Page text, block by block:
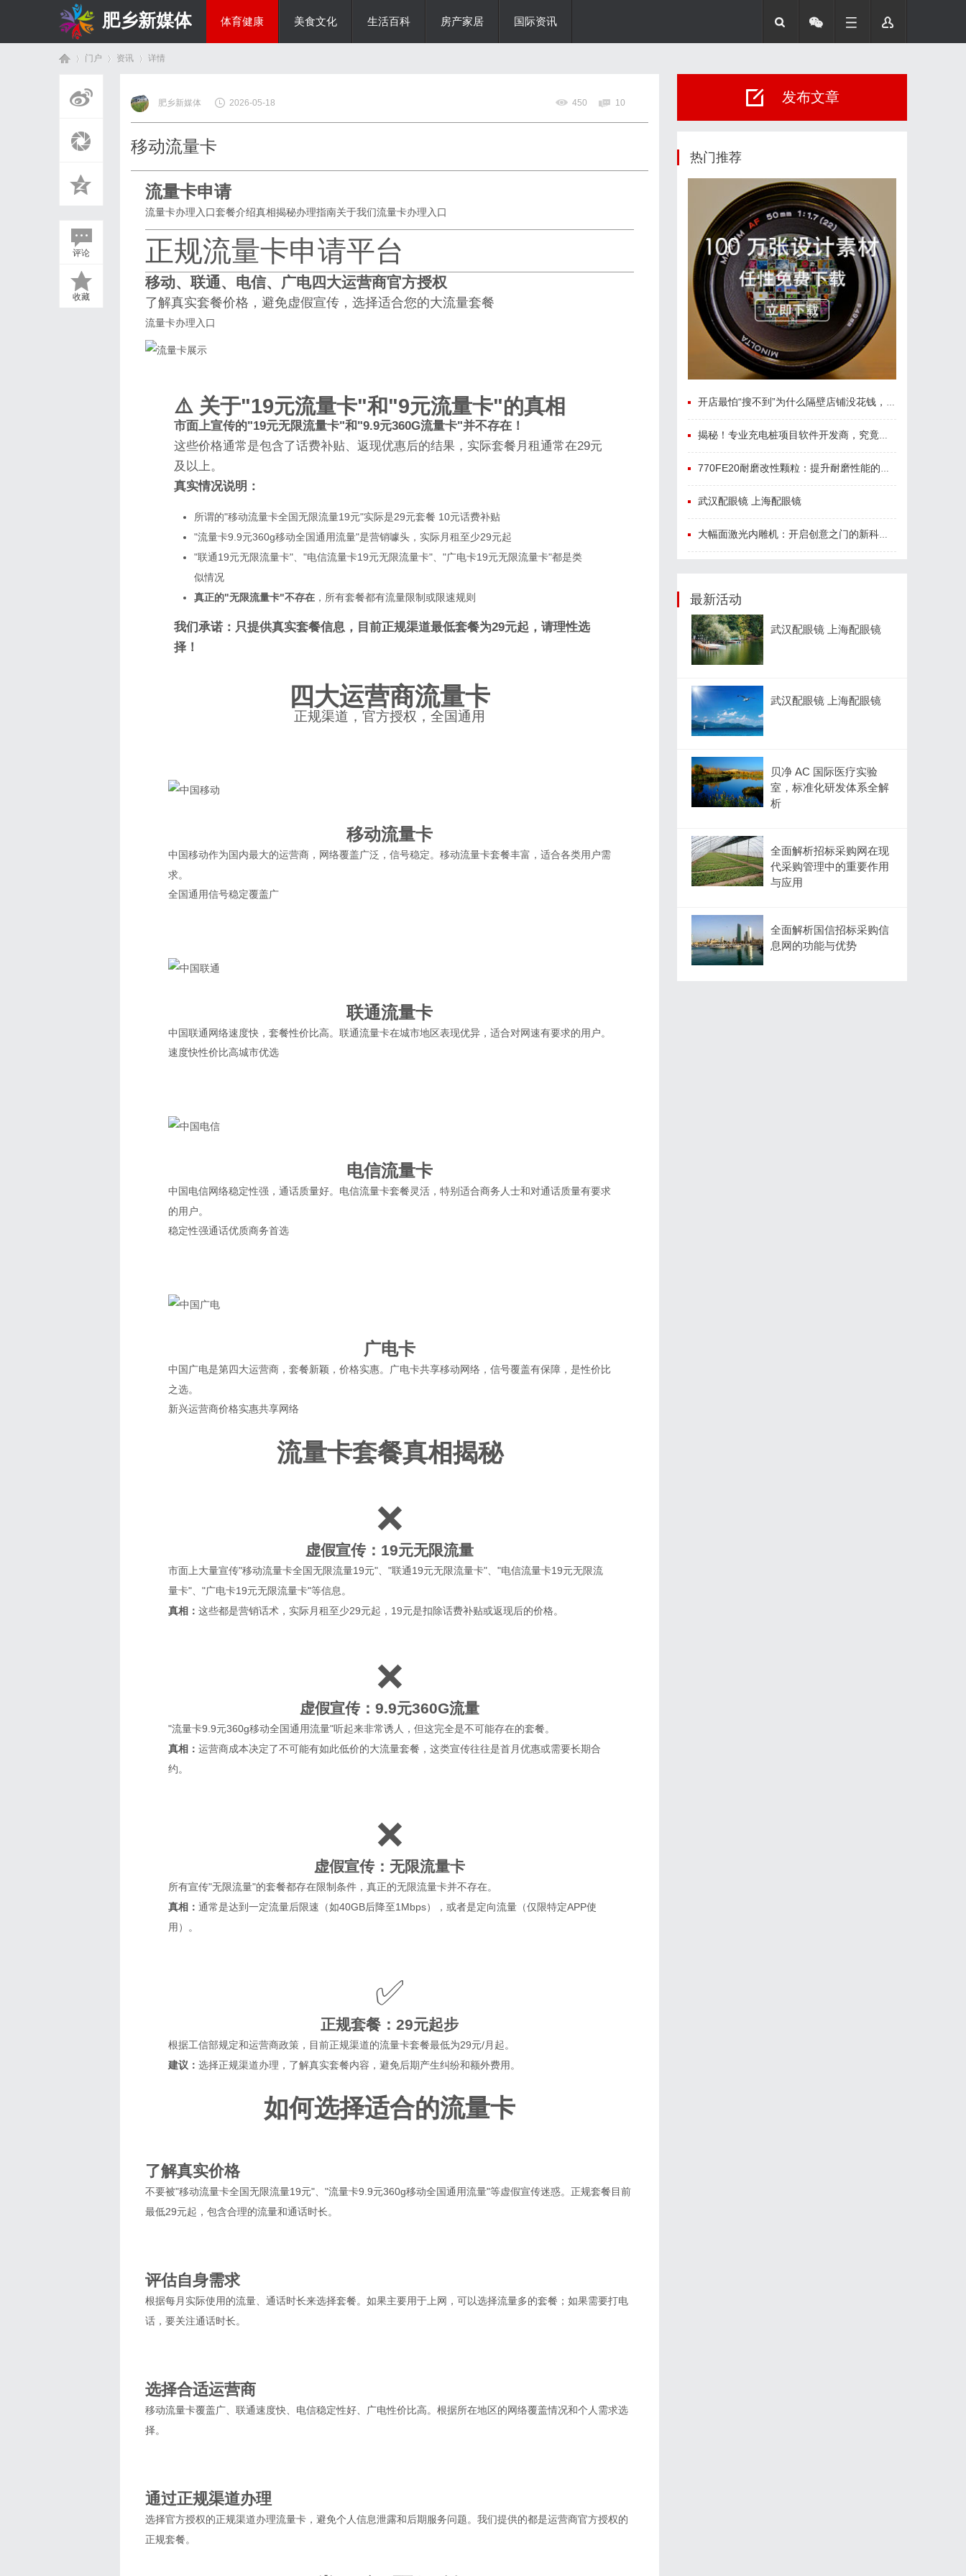
肥乡新媒体 体育健康 美食文化 生活百科 房产家居 国际资讯
门户 资讯
›
详情
评论
收藏
肥乡新媒体 2026-05-18 450 10
移动流量卡
流量卡申请
流量卡办理入口套餐介绍真相揭秘办理指南关于我们流量卡办理入口
正规流量卡申请平台
移动、联通、电信、广电四大运营商官方授权
了解真实套餐价格，避免虚假宣传，选择适合您的大流量套餐
流量卡办理入口
⚠️ 关于"19元流量卡"和"9元流量卡"的真相
市面上宣传的"19元无限流量卡"和"9.9元360G流量卡"并不存在！
这些价格通常是包含了话费补贴、返现优惠后的结果，实际套餐月租通常在29元
及以上。
真实情况说明：
所谓的"移动流量卡全国无限流量19元"实际是29元套餐 10元话费补贴
"流量卡9.9元360g移动全国通用流量"是营销噱头，实际月租至少29元起
"联通19元无限流量卡"、"电信流量卡19元无限流量卡"、"广电卡19元无限流量卡"都是类
似情况
真正的"无限流量卡"不存在 ，所有套餐都有流量限制或限速规则
我们承诺：只提供真实套餐信息，目前正规渠道最低套餐为29元起，请理性选
择！
四大运营商流量卡
正规渠道，官方授权，全国通用
移动流量卡
中国移动作为国内最大的运营商，网络覆盖广泛，信号稳定。移动流量卡套餐丰富，适合各类用户需
求。
全国通用信号稳定覆盖广
联通流量卡
中国联通网络速度快，套餐性价比高。联通流量卡在城市地区表现优异，适合对网速有要求的用户。
速度快性价比高城市优选
电信流量卡
中国电信网络稳定性强，通话质量好。电信流量卡套餐灵活，特别适合商务人士和对通话质量有要求
的用户。
稳定性强通话优质商务首选
广电卡
中国广电是第四大运营商，套餐新颖，价格实惠。广电卡共享移动网络，信号覆盖有保障，是性价比
之选。
新兴运营商价格实惠共享网络
流量卡套餐真相揭秘
❌
虚假宣传：19元无限流量
市面上大量宣传"移动流量卡全国无限流量19元"、"联通19元无限流量卡"、"电信流量卡19元无限流
量卡"、"广电卡19元无限流量卡"等信息。
真相： 这些都是营销话术，实际月租至少29元起，19元是扣除话费补贴或返现后的价格。
❌
虚假宣传：9.9元360G流量
"流量卡9.9元360g移动全国通用流量"听起来非常诱人，但这完全是不可能存在的套餐。
真相： 运营商成本决定了不可能有如此低价的大流量套餐，这类宣传往往是首月优惠或需要长期合
约。
❌
虚假宣传：无限流量卡
所有宣传"无限流量"的套餐都存在限制条件，真正的无限流量卡并不存在。
真相： 通常是达到一定流量后限速（如40GB后降至1Mbps），或者是定向流量（仅限特定APP使
用）。
✅
正规套餐：29元起步
根据工信部规定和运营商政策，目前正规渠道的流量卡套餐最低为29元/月起。
建议： 选择正规渠道办理，了解真实套餐内容，避免后期产生纠纷和额外费用。
如何选择适合的流量卡
了解真实价格
不要被"移动流量卡全国无限流量19元"、"流量卡9.9元360g移动全国通用流量"等虚假宣传迷惑。正规套餐目前
最低29元起，包含合理的流量和通话时长。
评估自身需求
根据每月实际使用的流量、通话时长来选择套餐。如果主要用于上网，可以选择流量多的套餐；如果需要打电
话，要关注通话时长。
选择合适运营商
移动流量卡覆盖广、联通速度快、电信稳定性好、广电性价比高。根据所在地区的网络覆盖情况和个人需求选
择。
通过正规渠道办理
选择官方授权的正规渠道办理流量卡，避免个人信息泄露和后期服务问题。我们提供的都是运营商官方授权的
正规套餐。
发布文章
热门推荐
开店最怕“搜不到”为什么隔壁店铺没花钱，ai却天天给他免费派单？
揭秘！专业充电桩项目软件开发商，究竟藏着哪些行业秘诀？
770FE20耐磨改性颗粒：提升耐磨性能的革命性材料
武汉配眼镜 上海配眼镜
大幅面激光内雕机：开启创意之门的新科技利器
最新活动
武汉配眼镜 上海配眼镜
武汉配眼镜 上海配眼镜
贝净 AC 国际医疗实验
室，标准化研发体系全解
析
全面解析招标采购网在现
代采购管理中的重要作用
与应用
全面解析国信招标采购信
息网的功能与优势